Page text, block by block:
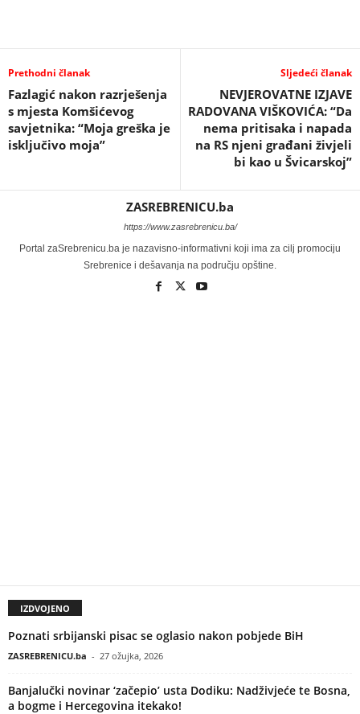
Prethodni članak
Fazlagić nakon razrješenja
s mjesta Komšićevog
savjetnika: “Moja greška je
isključivo moja”
Sljedeći članak
NEVJEROVATNE IZJAVE
RADOVANA VIŠKOVIĆA: “Da
nema pritisaka i napada
na RS njeni građani živjeli
bi kao u Švicarskoj”
ZASREBRENICU.ba
https://www.zasrebrenicu.ba/
Portal zaSrebrenicu.ba je nazavisno-informativni koji ima za cilj promociju
Srebrenice i dešavanja na području opštine.
IZDVOJENO
Poznati srbijanski pisac se oglasio nakon pobjede BiH
ZASREBRENICU.ba - 27 ožujka, 2026
Banjalučki novinar ‘začepio’ usta Dodiku: Nadživjeće te Bosna,
a bogme i Hercegovina itekako!